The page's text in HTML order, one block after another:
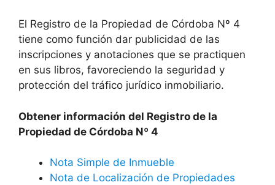
El Registro de la Propiedad de Córdoba Nº 4
tiene como función dar publicidad de las
inscripciones y anotaciones que se practiquen
en sus libros, favoreciendo la seguridad y
protección del tráfico jurídico inmobiliario.
Obtener información del Registro de la
Propiedad de Córdoba Nº 4
Nota Simple de Inmueble
Nota de Localización de Propiedades